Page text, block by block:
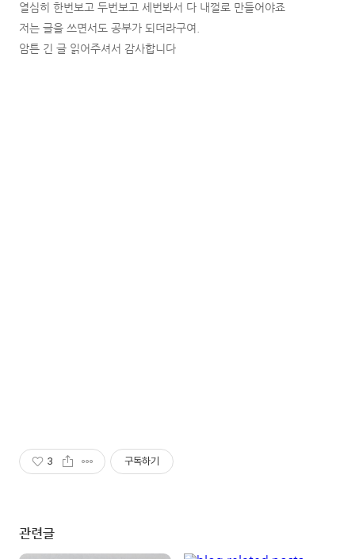
열심히 한번보고 두번보고 세번봐서 다 내껄로 만들어야죠
저는 글을 쓰면서도 공부가 되더라구여.
암튼 긴 글 읽어주셔서 감사합니다
3 구독하기
관련글